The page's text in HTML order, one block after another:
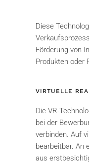
Diese
Förderung von
Produkten oder
VIRTUELLE
Die VR-
bei der
verbinden. Auf
bearbeitbar. An
aus